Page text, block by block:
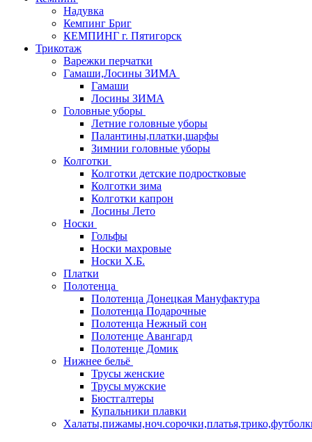
Надувка
Кемпинг Бриг
КЕМПИНГ г. Пятигорск
Трикотаж
Варежки перчатки
Гамаши,Лосины ЗИМА
Гамаши
Лосины ЗИМА
Головные уборы
Летние головные уборы
Палантины,платки,шарфы
Зимнии головные уборы
Колготки
Колготки детские подростковые
Колготки зима
Колготки капрон
Лосины Лето
Носки
Гольфы
Носки махровые
Носки Х.Б.
Платки
Полотенца
Полотенца Донецкая Мануфактура
Полотенца Подарочные
Полотенца Нежный сон
Полотенце Авангард
Полотенце Домик
Нижнее бельё
Трусы женские
Трусы мужские
Бюстгалтеры
Купальники плавки